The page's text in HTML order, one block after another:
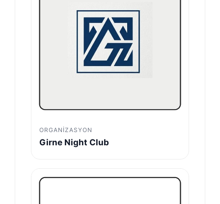
ORGANIZASYON
Girne Night Club